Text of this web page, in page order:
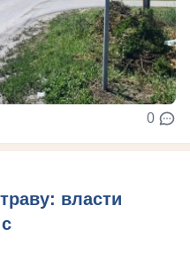
0
власти